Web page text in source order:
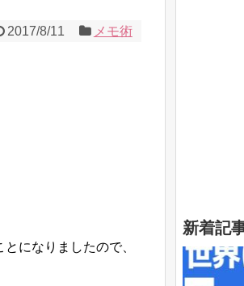
2017/8/11 メモ術
になりましたので、
新着記